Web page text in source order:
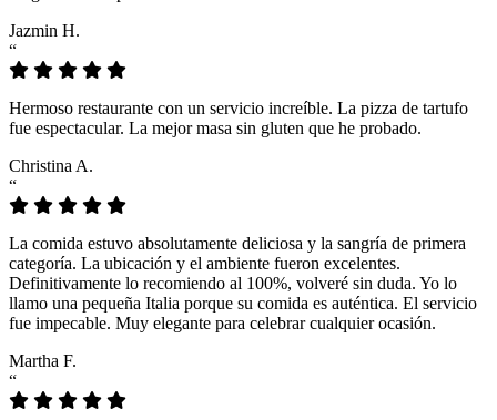
Jazmin H.
“
Hermoso restaurante con un servicio increíble. La pizza de tartufo
fue espectacular. La mejor masa sin gluten que he probado.
Christina A.
“
La comida estuvo absolutamente deliciosa y la sangría de primera
categoría. La ubicación y el ambiente fueron excelentes.
Definitivamente lo recomiendo al 100%, volveré sin duda. Yo lo
llamo una pequeña Italia porque su comida es auténtica. El servicio
fue impecable. Muy elegante para celebrar cualquier ocasión.
Martha F.
“